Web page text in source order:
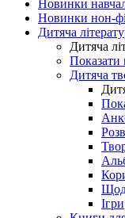
Новинки
Новинки нон-
Дитяча
Дитяча
Показати
Дитяча
Ігри